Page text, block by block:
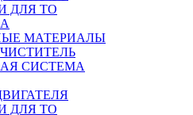
ДЛЯ ТО
МАТЕРИАЛЫ
СИСТЕМА
ДЛЯ ТО